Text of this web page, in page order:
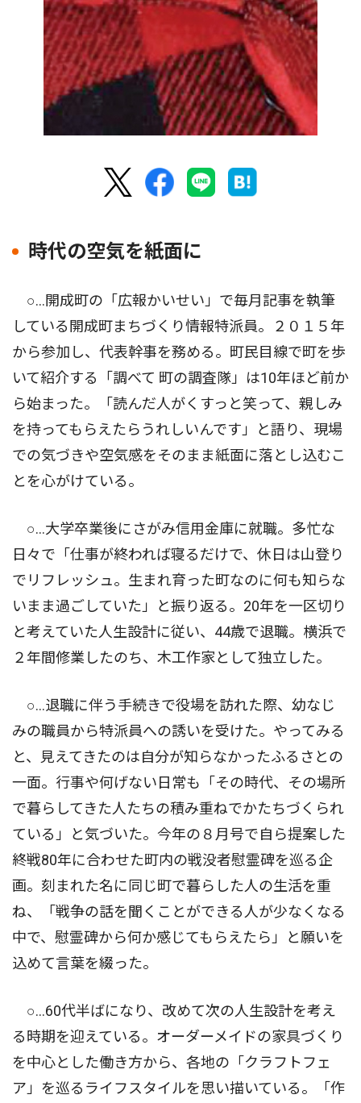
時代の空気を紙面に
○…開成町の「広報かいせい」で毎月記事を執筆
している開成町まちづくり情報特派員。２０１５年
から参加し、代表幹事を務める。町民目線で町を歩
いて紹介する「調べて 町の調査隊」は10年ほど前か
ら始まった。「読んだ人がくすっと笑って、親しみ
を持ってもらえたらうれしいんです」と語り、現場
での気づきや空気感をそのまま紙面に落とし込むこ
とを心がけている。
○…大学卒業後にさがみ信用金庫に就職。多忙な
日々で「仕事が終われば寝るだけで、休日は山登り
でリフレッシュ。生まれ育った町なのに何も知らな
いまま過ごしていた」と振り返る。20年を一区切り
と考えていた人生設計に従い、44歳で退職。横浜で
２年間修業したのち、木工作家として独立した。
○…退職に伴う手続きで役場を訪れた際、幼なじ
みの職員から特派員への誘いを受けた。やってみる
と、見えてきたのは自分が知らなかったふるさとの
一面。行事や何げない日常も「その時代、その場所
で暮らしてきた人たちの積み重ねでかたちづくられ
ている」と気づいた。今年の８月号で自ら提案した
終戦80年に合わせた町内の戦没者慰霊碑を巡る企
画。刻まれた名に同じ町で暮らした人の生活を重
ね、「戦争の話を聞くことができる人が少なくなる
中で、慰霊碑から何か感じてもらえたら」と願いを
込めて言葉を綴った。
○…60代半ばになり、改めて次の人生設計を考え
る時期を迎えている。オーダーメイドの家具づくり
を中心とした働き方から、各地の「クラフトフェ
ア」を巡るライフスタイルを思い描いている。「作